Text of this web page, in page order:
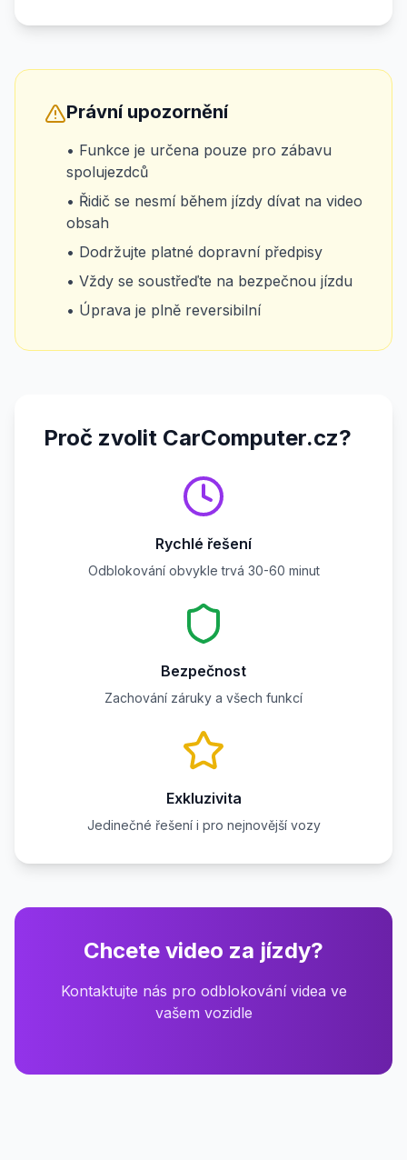
Právní upozornění
• Funkce je určena pouze pro zábavu
spolujezdců
• Řidič se nesmí během jízdy dívat na video
obsah
• Dodržujte platné dopravní předpisy
• Vždy se soustřeďte na bezpečnou jízdu
• Úprava je plně reversibilní
Proč zvolit CarComputer.cz?
Rychlé řešení
Odblokování obvykle trvá 30-60 minut
Bezpečnost
Zachování záruky a všech funkcí
Exkluzivita
Jedinečné řešení i pro nejnovější vozy
Chcete video za jízdy?
Kontaktujte nás pro odblokování videa ve
vašem vozidle